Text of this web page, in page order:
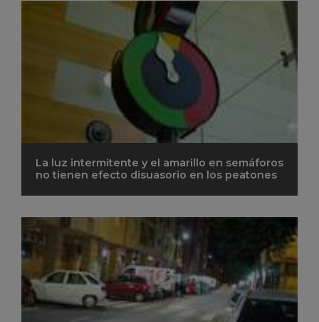
La luz intermitente y el amarillo en semáforos
no tienen efecto disuasorio en los peatones